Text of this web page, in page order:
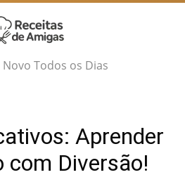
Todos os Dias
Aprender
com Diversão!